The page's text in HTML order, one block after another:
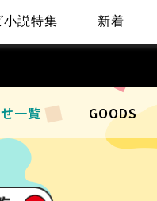
小説特集 新着
一覧 GOODS